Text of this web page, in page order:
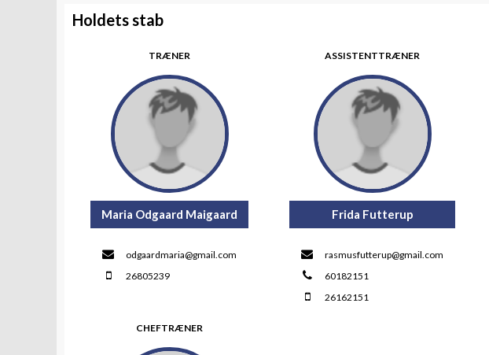
Holdets stab
TRÆNER
Maria Odgaard Maigaard
odgaardmaria@gmail.com
26805239
ASSISTENTTRÆNER
Frida Futterup
rasmusfutterup@gmail.com
60182151
26162151
CHEFTRÆNER